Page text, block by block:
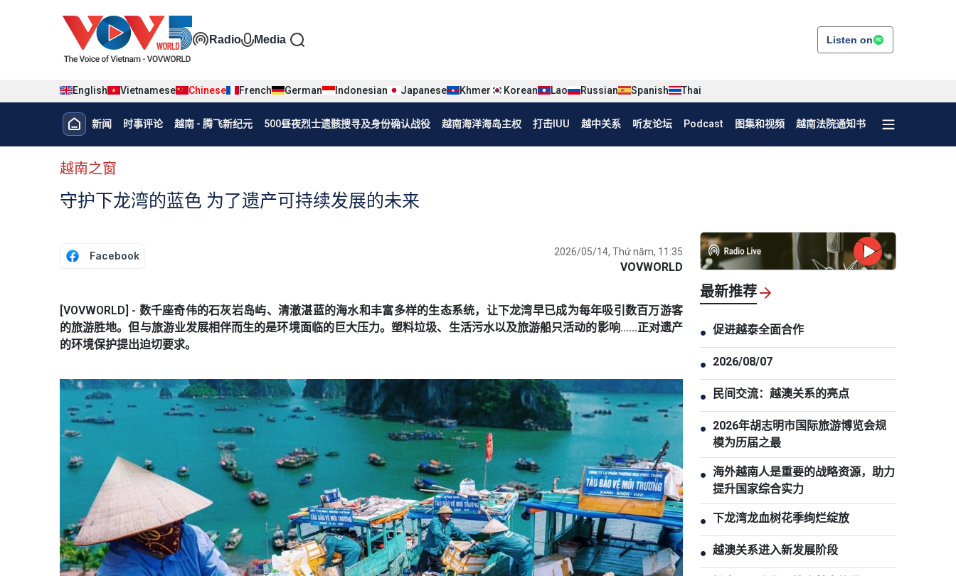
Đa phương tiện tiếng Trung
Radio Media Listen on
English Vietnamese Chinese French German Indonesian Japanese Khmer Korean Lao Russian Spanish Thai
Menu trang chủ tiếng Trung
新闻 时事评论 越南 - 腾飞新纪元 500昼夜烈士遗骸搜寻及身份确认战役 越南海洋海岛主权 打击IUU 越中关系 听友论坛 Podcast 图集和视频 越南法院通知书
menu phụ tiếng Trung
越南之窗
守护下龙湾的蓝色 为了遗产可持续发展的未来
Facebook 2026/05/14, Thứ năm, 11:35
VOVWORLD
[VOVWORLD] - 数千座奇伟的石灰岩岛屿、清澈湛蓝的海水和丰富多样的生态系统，让下龙湾早已成为每年吸引数百万游客
的旅游胜地。但与旅游业发展相伴而生的是环境面临的巨大压力。塑料垃圾、生活污水以及旅游船只活动的影响……正对遗产
的环境保护提出迫切要求。
最新推荐
● 促进越泰全面合作
● 2026/08/07
● 民间交流：越澳关系的亮点
● 2026年胡志明市国际旅游博览会规
模为历届之最
● 海外越南人是重要的战略资源，助力
提升国家综合实力
● 下龙湾龙血树花季绚烂绽放
● 越澳关系进入新发展阶段